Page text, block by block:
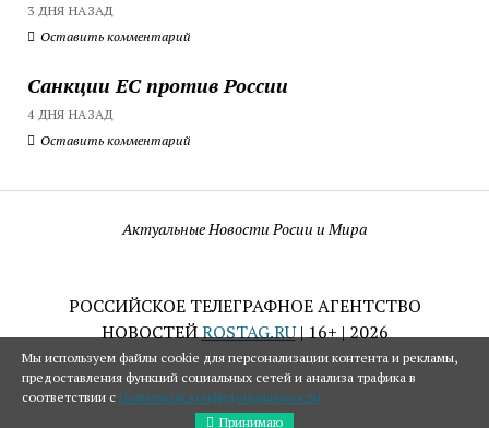
3 ДНЯ НАЗАД
Оставить комментарий
Санкции ЕС против России
4 ДНЯ НАЗАД
Оставить комментарий
Актуальные Новости Росии и Мира
РОССИЙСКОЕ ТЕЛЕГРАФНОЕ АГЕНТСТВО
НОВОСТЕЙROSTAG.RU| 16+ | 2026
Мы используем файлы cookie для персонализации контента и рекламы,
предоставления функций социальных сетей и анализа трафика в
соответствии с Политикой конфиденциальности
Принимаю